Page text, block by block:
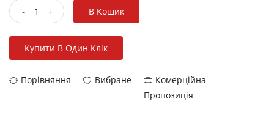
- + В Кошик
Купити В Один Клік
Порівняння Вибране
Комерційна
Пропозиція